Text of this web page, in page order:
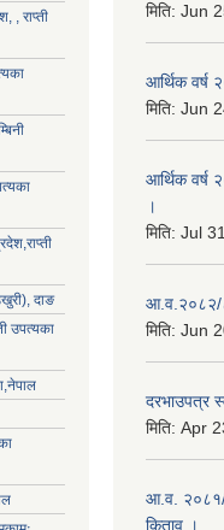
, राप्ती
दाङ
उपत्यका
मिति: Jun
आर्थिक वर्ष
मिति: Jun
आर्थिक वर्ष
।
मिति: Jul
आ.व.२०८२/
मिति: Jun
दरभाउपत्र
मिति: Apr
आ.व. २०८१/
किताव ।